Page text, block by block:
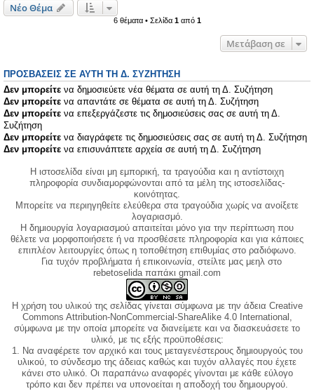
Νέο Θέμα
6 θέματα • Σελίδα 1από 1
Μετάβαση σε
ΠΡΟΣΒΆΣΕΙΣ ΣΕ ΑΥΤΉ ΤΗ Δ. ΣΥΖΉΤΗΣΗ
Δεν μπορείτε να δημοσιεύετε νέα θέματα σε αυτή τη Δ. Συζήτηση
Δεν μπορείτε να απαντάτε σε θέματα σε αυτή τη Δ. Συζήτηση
Δεν μπορείτε να επεξεργάζεστε τις δημοσιεύσεις σας σε αυτή τη Δ.
Συζήτηση
Δεν μπορείτε να διαγράφετε τις δημοσιεύσεις σας σε αυτή τη Δ. Συζήτηση
Δεν μπορείτε να επισυνάπτετε αρχεία σε αυτή τη Δ. Συζήτηση
Η ιστοσελίδα είναι μη εμπορική, τα τραγούδια και η αντίστοιχη
πληροφορία συνδιαμορφώνονται από τα μέλη της ιστοσελίδας-
κοινότητας.
Μπορείτε να περιηγηθείτε ελεύθερα στα τραγούδια χωρίς να ανοίξετε
λογαριασμό.
Η δημιουργία λογαριασμού απαιτείται μόνο για την περίπτωση που
θέλετε να μορφοποιήσετε ή να προσθέσετε πληροφορία και για κάποιες
επιπλέον λειτουργίες όπως η τοποθέτηση επιθυμίας στο ραδιόφωνο.
Για τυχόν προβλήματα ή επικοινωνία, στείλτε μας μεηλ στο
rebetoselida παπάκι gmail.com
Η χρήση του υλικού της σελίδας γίνεται σύμφωνα με την άδεια Creative
Commons Attribution-NonCommercial-ShareAlike 4.0 International,
σύμφωνα με την οποία μπορείτε να διανείμετε και να διασκευάσετε το
υλικό, με τις εξής προϋποθέσεις:
1. Να αναφέρετε τον αρχικό και τους μεταγενέστερους δημιουργούς του
υλικού, το σύνδεσμο της άδειας καθώς και τυχόν αλλαγές που έχετε
κάνει στο υλικό. Οι παραπάνω αναφορές γίνονται με κάθε εύλογο
τρόπο και δεν πρέπει να υπονοείται η αποδοχή του δημιουργού.